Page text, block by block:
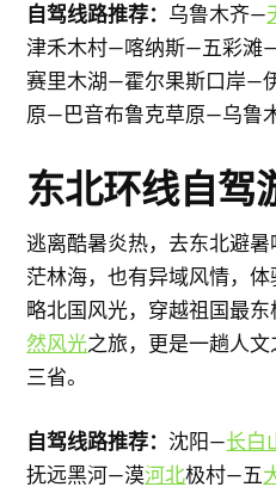
自驾线路推荐： 乌鲁木齐—
津禾木村—喀纳斯—五彩滩
赛里木湖—霍尔果斯口岸—
原—巴音布鲁克草原—乌鲁
东北环线自驾
逃离酷暑炎热，去东北避
茫林海，也有异域风情，
略北国风光，穿越祖国最
然风光之旅，更是一趟人
三省。
自驾线路推荐： 沈阳—长白
抚远黑河—漠河北极村—五